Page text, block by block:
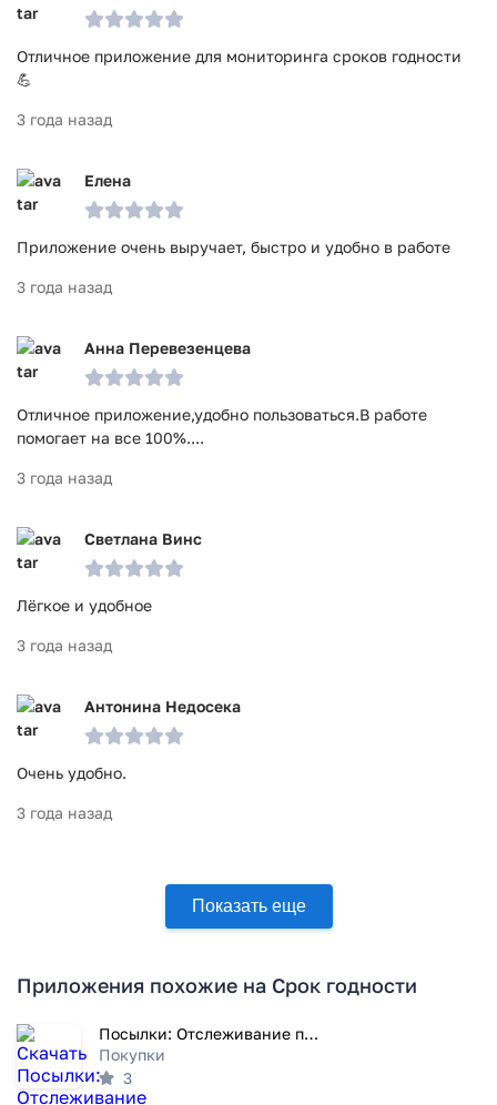
Отличное приложение для мониторинга сроков годности
💪
3 года назад
Елена
Приложение очень выручает, быстро и удобно в работе
3 года назад
Анна Перевезенцева
Отличное приложение,удобно пользоваться.В работе
помогает на все 100%....
3 года назад
Светлана Винс
Лёгкое и удобное
3 года назад
Антонина Недосека
Очень удобно.
3 года назад
Показать еще
Приложения похожие на Срок годности
Посылки: Отслеживание посылок
Покупки
3